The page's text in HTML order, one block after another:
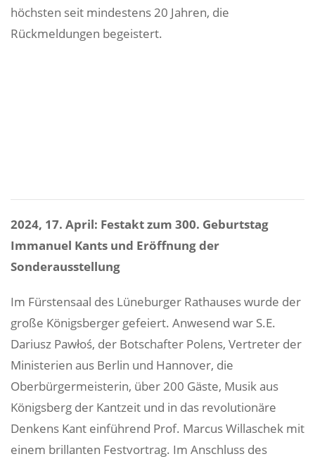
höchsten seit mindestens 20 Jahren, die
Rückmeldungen begeistert.
2024, 17. April: Festakt zum 300. Geburtstag
Immanuel Kants und Eröffnung der
Sonderausstellung
Im Fürstensaal des Lüneburger Rathauses wurde der
große Königsberger gefeiert. Anwesend war S.E.
Dariusz Pawłoś, der Botschafter Polens, Vertreter der
Ministerien aus Berlin und Hannover, die
Oberbürgermeisterin, über 200 Gäste, Musik aus
Königsberg der Kantzeit und in das revolutionäre
Denkens Kant einführend Prof. Marcus Willaschek mit
einem brillanten Festvortrag. Im Anschluss des